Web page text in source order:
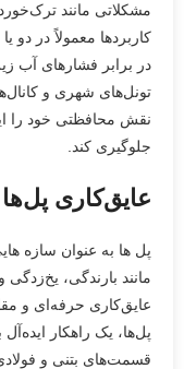
مشکلاتی مانند
کاربردها معمولاً در دو
در برابر فشارهای آب
تونل‌های شهری و
نقش محافظتی خود را
جلوگیری کند.
عایق‌کاری پل‌ها
پل ها به عنوان سازه
مانند بارندگی، یخ‌زدگی
عایق‌کاری حرفه‌ای و
پل‌ها، یک راهکار
قسمت‌های بتنی و